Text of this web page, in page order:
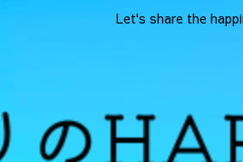
Let's share the